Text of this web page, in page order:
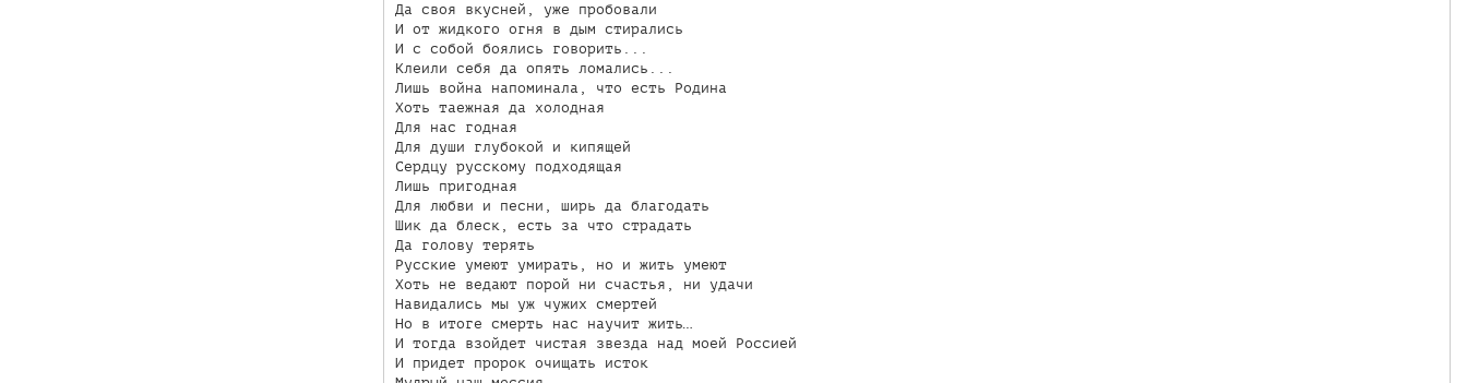
Да своя вкусней, уже пробовали
И от жидкого огня в дым стирались
И с собой боялись говорить...
Клеили себя да опять ломались...
Лишь война напоминала, что есть Родина
Хоть таежная да холодная
Для нас годная
Для души глубокой и кипящей
Сердцу русскому подходящая
Лишь пригодная
Для любви и песни, ширь да благодать
Шик да блеск, есть за что страдать
Да голову терять
Русские умеют умирать, но и жить умеют
Хоть не ведают порой ни счастья, ни удачи
Навидались мы уж чужих смертей
Но в итоге смерть нас научит жить…
И тогда взойдет чистая звезда над моей Россией
И придет пророк очищать исток